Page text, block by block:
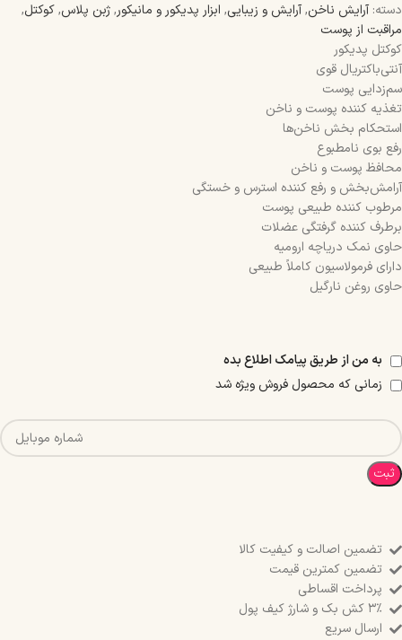
دسته: آرایش ناخن,آرایش و زیبایی, ابزار پدیکور و مانیکور,ژبن پلاس,کوکتل,
مراقبت از پوست
کوکتل پدیکور
آنتی‌باکتریال قوی
سم‌زدایی پوست
تغذیه کننده پوست و ناخن
استحکام بخش ناخن‌ها
رفع بوی نامطبوع
محافظ پوست و ناخن
آرامش‌بخش و رفع کننده استرس و خستگی
مرطوب کننده طبیعی پوست
برطرف کننده گرفتگی عضلات
حاوی نمک دریاچه ارومیه
دارای فرمولاسیون کاملاً طبیعی
حاوی روغن نارگیل
به من از طریق پیامک اطلاع بده
زمانی که محصول فروش ویژه شد
ثبت
تضمین اصالت و کیفیت کالا
تضمین کمترین قیمت
پرداخت اقساطی
۳٪ کش بک و شارژ کیف پول
ارسال سریع